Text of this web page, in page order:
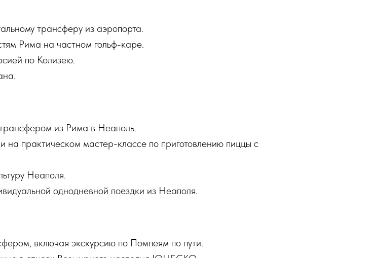
трансферу из аэропорта.
Рима на частном гольф-каре.
по Колизею.
из Рима в Неаполь.
на практическом мастер-классе по приготовлению пиццы с
Неаполя.
однодневной поездки из Неаполя.
включая экскурсию по Помпеям по пути.